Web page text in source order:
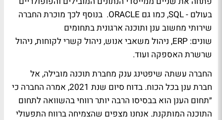
בעולם - SQL, כמו גם ORACLE. בנוסף לכך מוכרת החברה
שירותי מחשוב ענן ותוכנה ארגונית בתחומים
שונים: ERP, ניהול משאבי אנוש, ניהול קשרי לקוחות, ניהול
שרשרת האספקה ועוד.
החברה עשתה שיפטינג ענק מחברת תוכנה מובילה, אל
חברת ענן בכל הכוח. בדוח סיום שנת 2021, אמרה החברה כי
״תחום הענן הוא בבסיסו הרבה יותר רווחי בהשוואה לתחום
התוכנה המותקנת. אנחנו מצפים שהצמיחה ברווח התפעולי